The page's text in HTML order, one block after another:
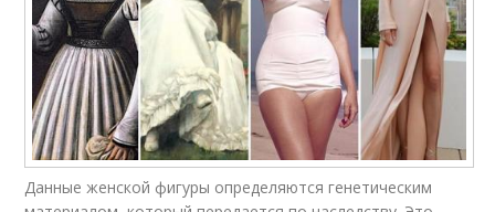
Данные женской фигуры определяются генетическим